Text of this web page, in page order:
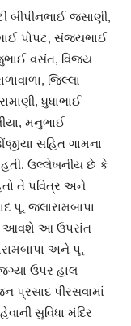
બીપીનભાઈ જસાણી,
પોપટ, સંજયભાઈ
વસંત, વિજય
જિલ્લા
ધુધાભાઈ
મનુભાઈ
સહિત ગામના
ઉલ્લેખનીય છે કે
તે પવિત્ર અને
પૂ. જલારામબાપા
આવશે આ ઉપરાંત
અને પૂ.
ઉપર હાલ
પ્રસાદ પીરસવામાં
સુવિધા મંદિર